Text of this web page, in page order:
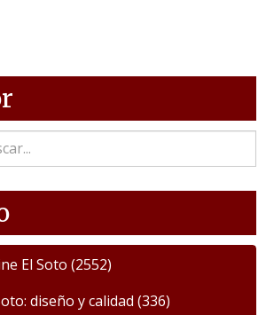
El Soto (2552)
diseño y calidad (336)